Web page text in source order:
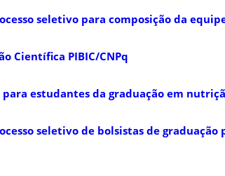
seletivo para composição da equipe
Científica PIBIC/CNPq
estudantes da graduação em
seletivo de bolsistas de